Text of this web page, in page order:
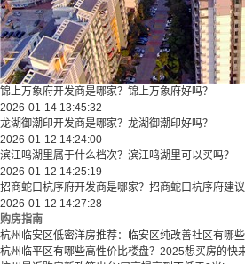
锦上万象府开发商是哪家？锦上万象府好吗？
2026-01-14 13:45:32
龙湖御潮印开发商是哪家？龙湖御潮印好吗？
2026-01-12 14:24:00
滨江鸣湖里属于什么档次？滨江鸣湖里可以买吗？
2026-01-12 14:25:19
招商蛇口杭序府开发商是哪家？招商蛇口杭序府建议
2026-01-12 14:27:28
购房指南
杭州临安区低密洋房推荐：临安区纯改善社区有哪些
杭州临平区有哪些高性价比楼盘？2025想买房的快来